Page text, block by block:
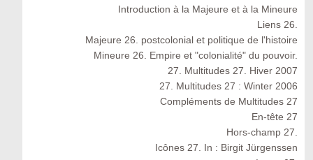
Introduction à la Majeure et à la Mineure
Liens 26.
Majeure 26. postcolonial et politique de l'histoire
Mineure 26. Empire et "colonialité" du pouvoir.
27. Multitudes 27. Hiver 2007
27. Multitudes 27 : Winter 2006
Compléments de Multitudes 27
En-tête 27
Hors-champ 27.
Icônes 27. In : Birgit Jürgenssen